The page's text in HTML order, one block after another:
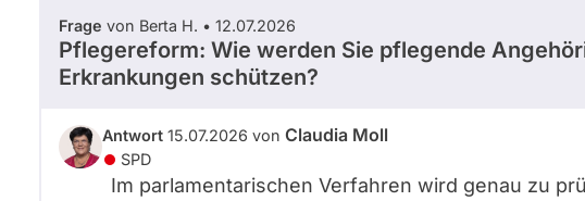
Frage von Berta H. • 12.07.2026
Pflegereform: Wie werden Sie pflegende
Erkrankungen schützen?
Antwort 15.07.2026 von Claudia Moll
SPD
Im parlamentarischen Verfahren wird genau zu